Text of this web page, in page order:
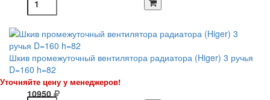
Шкив промежуточный вентилятора радиатора (Higer) 3 ручья
D=160 h=82
Уточняйте цену у менеджеров!
10950